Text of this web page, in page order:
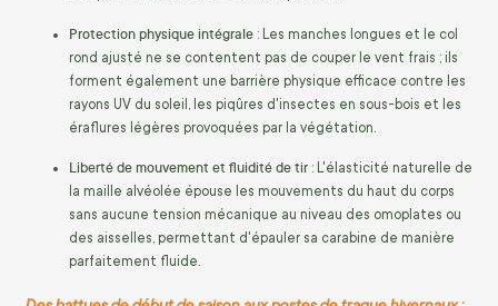
Protection physique intégrale : Les manches longues et le col
rond ajusté ne se contentent pas de couper le vent frais ; ils
forment également une barrière physique efficace contre les
rayons UV du soleil, les piqûres d'insectes en sous-bois et les
éraflures légères provoquées par la végétation.
Liberté de mouvement et fluidité de tir : L'élasticité naturelle de
la maille alvéolée épouse les mouvements du haut du corps
sans aucune tension mécanique au niveau des omoplates ou
des aisselles, permettant d'épauler sa carabine de manière
parfaitement fluide.